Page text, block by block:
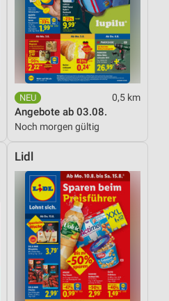
0,5 km
Angebote ab 03.08.
Noch morgen gültig
Lidl